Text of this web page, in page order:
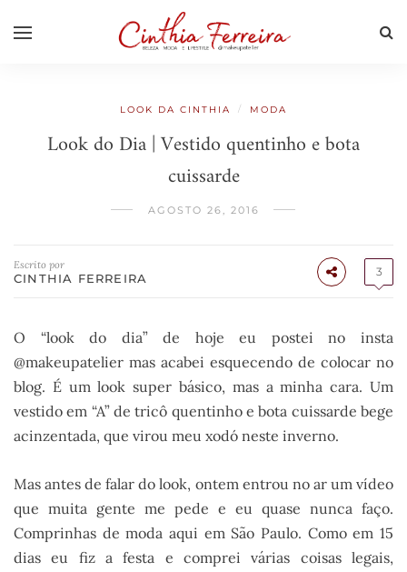
LOOK DA CINTHIA / MODA
Look do Dia | Vestido quentinho e bota
cuissarde
AGOSTO 26, 2016
Escrito por
CINTHIA FERREIRA 3
O “look do dia” de hoje eu postei no insta
@makeupatelier mas acabei esquecendo de colocar no
blog. É um look super básico, mas a minha cara. Um
vestido em “A” de tricô quentinho e bota cuissarde bege
acinzentada, que virou meu xodó neste inverno.
Mas antes de falar do look, ontem entrou no ar um vídeo
que muita gente me pede e eu quase nunca faço.
Comprinhas de moda aqui em São Paulo. Como em 15
dias eu fiz a festa e comprei várias coisas legais,